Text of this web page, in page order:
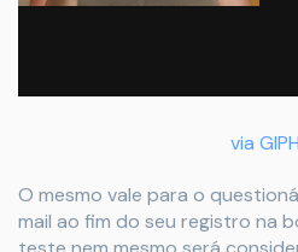
via
O mesmo vale para o
mail ao fim do seu registro na